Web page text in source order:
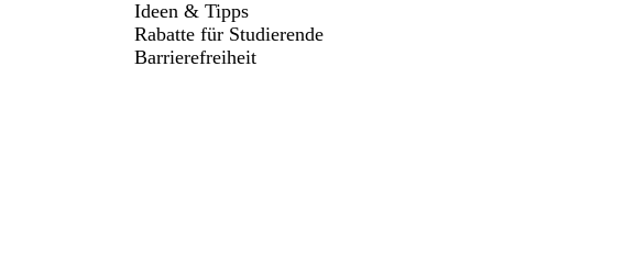
Ideen & Tipps
Rabatte für Studierende
Barrierefreiheit